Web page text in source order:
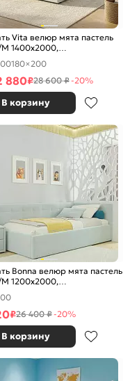
Vita велюр мята пастель
1400x2000,
основание,
мягкое
180×200
880₽28 600 ₽-20%
В корзину
Bonna велюр мята пастель
1200x2000,
основание,
мягкое
₽26 400 ₽-20%
В корзину